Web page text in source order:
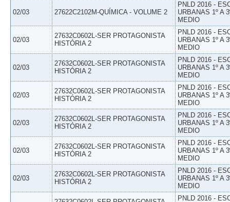
02/03 27622C2102M-QUÍMICA - VOLUME 2
PNLD 2016 -
URBANAS 1º A
MEDIO
02/03
27632C0602L-SER PROTAGONISTA
HISTÓRIA 2
PNLD 2016 -
URBANAS 1º A
MEDIO
02/03
27632C0602L-SER PROTAGONISTA
HISTÓRIA 2
PNLD 2016 -
URBANAS 1º A
MEDIO
02/03
27632C0602L-SER PROTAGONISTA
HISTÓRIA 2
PNLD 2016 -
URBANAS 1º A
MEDIO
02/03
27632C0602L-SER PROTAGONISTA
HISTÓRIA 2
PNLD 2016 -
URBANAS 1º A
MEDIO
02/03
27632C0602L-SER PROTAGONISTA
HISTÓRIA 2
PNLD 2016 -
URBANAS 1º A
MEDIO
02/03
27632C0602L-SER PROTAGONISTA
HISTÓRIA 2
PNLD 2016 -
URBANAS 1º A
MEDIO
PNLD 2016 -